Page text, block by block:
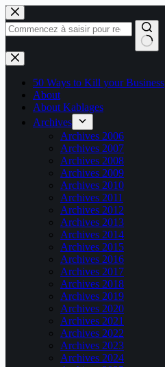
Passer
au
contenu
Aucun
résultat
50 Ways to Kill your Business
About
About Kablages
Archives
Archives 2006
Archives 2007
Archives 2008
Archives 2009
Archives 2010
Archives 2011
Archives 2012
Archives 2013
Archives 2014
Archives 2015
Archives 2016
Archives 2017
Archives 2018
Archives 2019
Archives 2020
Archives 2021
Archives 2022
Archives 2023
Archives 2024